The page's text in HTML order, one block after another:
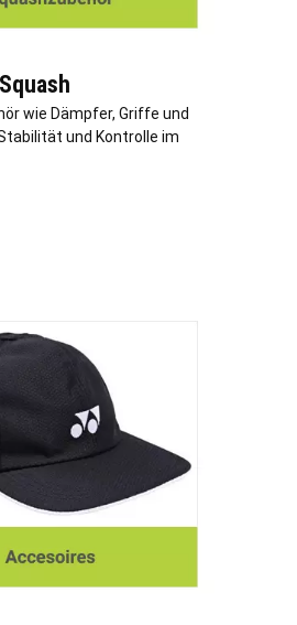
wie Dämpfer, Griffe und
und Kontrolle im